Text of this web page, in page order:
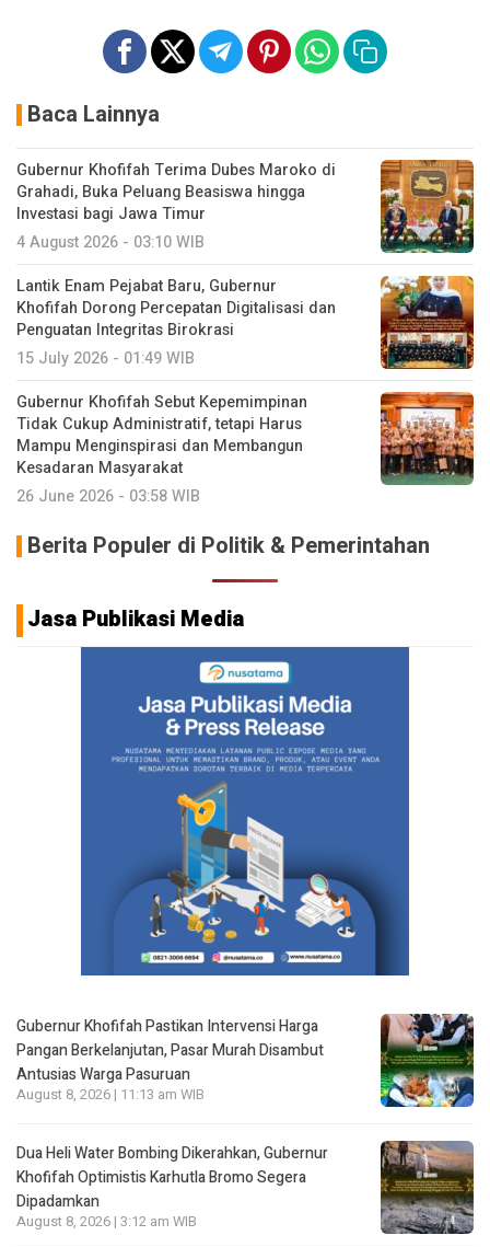
Baca Lainnya
Gubernur Khofifah Terima Dubes Maroko di
Grahadi, Buka Peluang Beasiswa hingga
Investasi bagi Jawa Timur
4 August 2026 - 03:10 WIB
Lantik Enam Pejabat Baru, Gubernur
Khofifah Dorong Percepatan Digitalisasi dan
Penguatan Integritas Birokrasi
15 July 2026 - 01:49 WIB
Gubernur Khofifah Sebut Kepemimpinan
Tidak Cukup Administratif, tetapi Harus
Mampu Menginspirasi dan Membangun
Kesadaran Masyarakat
26 June 2026 - 03:58 WIB
Berita Populer di Politik & Pemerintahan
Jasa Publikasi Media
Gubernur Khofifah Pastikan Intervensi Harga
Pangan Berkelanjutan, Pasar Murah Disambut
Antusias Warga Pasuruan
August 8, 2026 | 11:13 am WIB
Dua Heli Water Bombing Dikerahkan, Gubernur
Khofifah Optimistis Karhutla Bromo Segera
Dipadamkan
August 8, 2026 | 3:12 am WIB